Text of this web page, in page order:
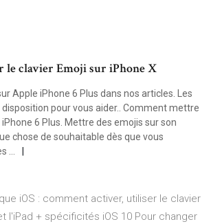
le clavier Emoji sur iPhone X
Apple iPhone 6 Plus dans nos articles. Les
pour vous aider.. Comment mettre
6 Plus. Mettre des emojis sur son
chose de souhaitable dès que vous
…
iOS : comment activer, utiliser le clavier
l'iPad + spécificités iOS 10 Pour changer